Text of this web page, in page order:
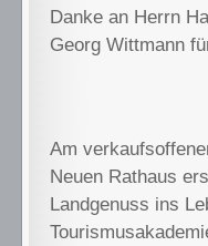
Danke an Herrn
Georg Wittmann
Am
Neuen Rathaus
Landgenuss ins